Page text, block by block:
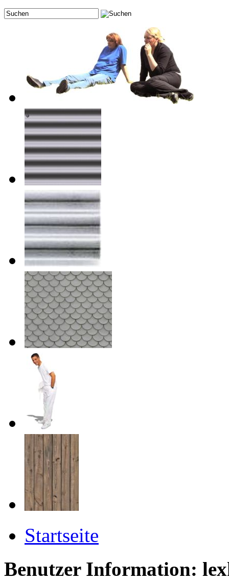
Startseite
Benutzer Information: